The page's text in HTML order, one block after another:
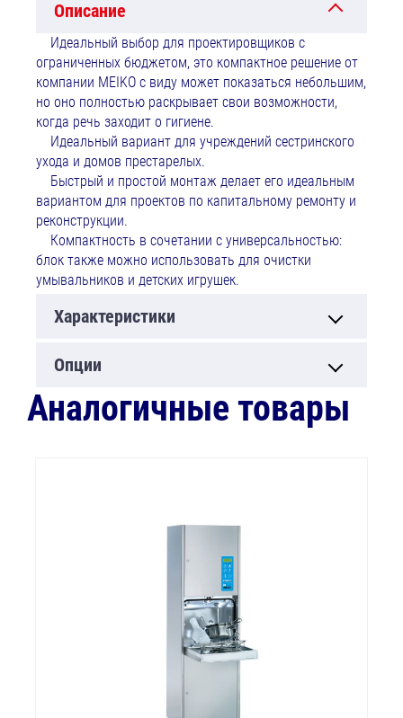
Описание
Идеальный выбор для проектировщиков с
ограниченных бюджетом, это компактное решение от
компании MEIKO с виду может показаться небольшим,
но оно полностью раскрывает свои возможности,
когда речь заходит о гигиене.
Идеальный вариант для учреждений сестринского
ухода и домов престарелых.
Быстрый и простой монтаж делает его идеальным
вариантом для проектов по капитальному ремонту и
реконструкции.
Компактность в сочетании с универсальностью:
блок также можно использовать для очистки
умывальников и детских игрушек.
Характеристики
Опции
Аналогичные товары